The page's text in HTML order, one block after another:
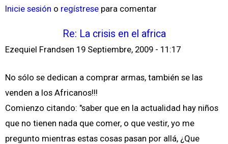
Inicie sesión o regístrese para comentar
Re: La crisis en el africa
Ezequiel Frandsen 19 Septiembre, 2009 - 11:17
No sólo se dedican a comprar armas, también se las
venden a los Africanos!!!
Comienzo citando: "saber que en la actualidad hay niños
que no tienen nada que comer, o que vestir, yo me
pregunto mientras estas cosas pasan por allá, ¿Que